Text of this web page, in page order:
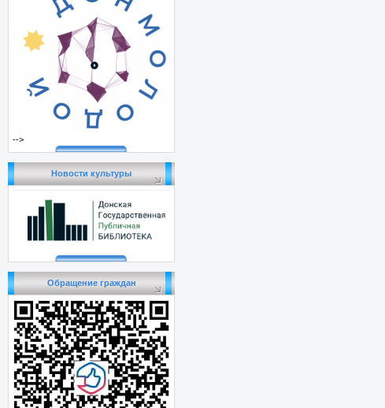
-->
Новости культуры
Обращение граждан